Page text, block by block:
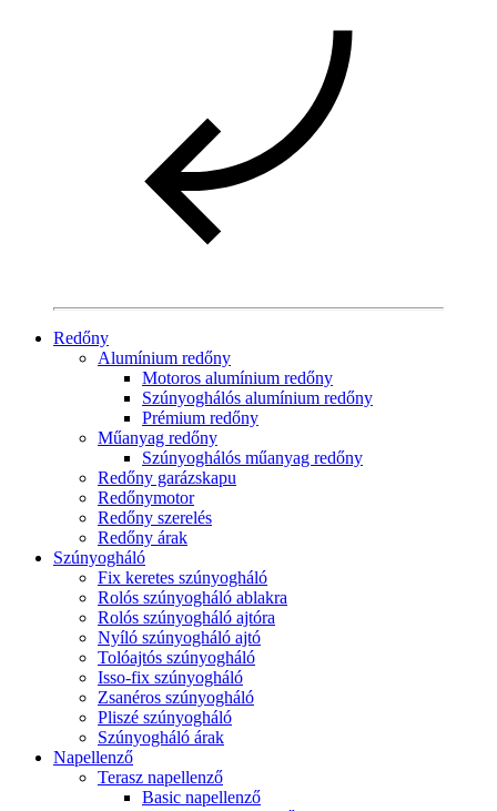
Redőny
Alumínium redőny
Motoros alumínium redőny
Szúnyoghálós alumínium redőny
Prémium redőny
Műanyag redőny
Szúnyoghálós műanyag redőny
Redőny garázskapu
Redőnymotor
Redőny szerelés
Redőny árak
Szúnyogháló
Fix keretes szúnyogháló
Rolós szúnyogháló ablakra
Rolós szúnyogháló ajtóra
Nyíló szúnyogháló ajtó
Tolóajtós szúnyogháló
Isso-fix szúnyogháló
Zsanéros szúnyogháló
Pliszé szúnyogháló
Szúnyogháló árak
Napellenző
Terasz napellenző
Basic napellenző